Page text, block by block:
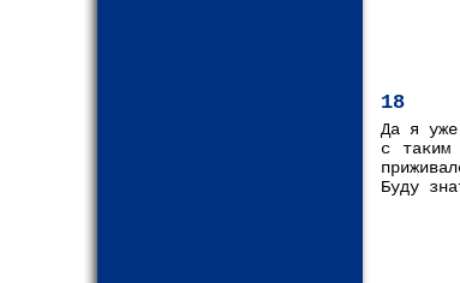
18
Да я
с таким
Буду